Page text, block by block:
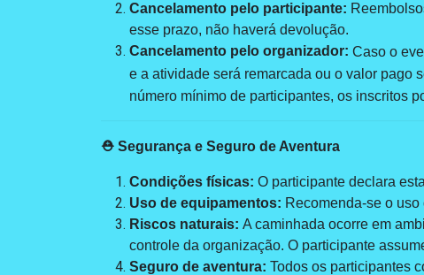
Cancelamento pelo participante:
esse prazo, não haverá devolução.
Cancelamento pelo organizador: Caso o
e a atividade será remarcada ou o valor pago
número mínimo de participantes, os inscritos
⛑️ Segurança e Seguro de Aventura
Condições físicas: O participante declara
Uso de equipamentos: Recomenda-se o uso
Riscos naturais: A caminhada ocorre em
controle da organização. O participante
Seguro de aventura: Todos os participantes